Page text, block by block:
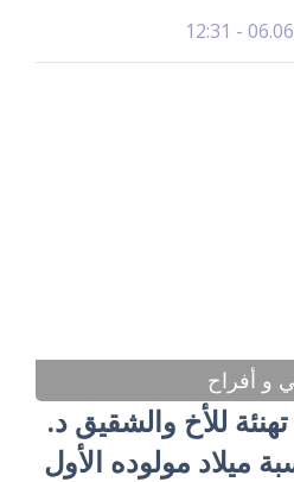
و أفراح
تهنئة للأخ والشقيق د.
ميلاد مولوده الأول